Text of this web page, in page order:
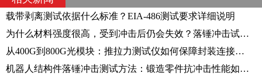
载带剥离测试依据什么标准？EIA-486测试要求详细说明
为什么材料强度很高，受到冲击后仍会失效？落锤冲击试验机揭秘原因
从400G到800G光模块：推拉力测试仪如何保障封装连接可靠性？
机器人结构件落锤冲击测试方法：锻造零件抗冲击性能如何评价？